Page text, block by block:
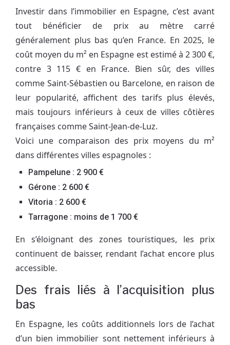
Investir dans l’immobilier en Espagne, c’est avant
tout bénéficier de prix au mètre carré
généralement plus bas qu’en France. En 2025, le
coût moyen du m² en Espagne est estimé à 2 300 €,
contre 3 115 € en France. Bien sûr, des villes
comme Saint-Sébastien ou Barcelone, en raison de
leur popularité, affichent des tarifs plus élevés,
mais toujours inférieurs à ceux de villes côtières
françaises comme Saint-Jean-de-Luz.
Voici une comparaison des prix moyens du m²
dans différentes villes espagnoles :
Pampelune : 2 900 €
Gérone : 2 600 €
Vitoria : 2 600 €
Tarragone : moins de 1 700 €
En s’éloignant des zones touristiques, les prix
continuent de baisser, rendant l’achat encore plus
accessible.
Des frais liés à l’acquisition plus
bas
En Espagne, les coûts additionnels lors de l’achat
d’un bien immobilier sont nettement inférieurs à